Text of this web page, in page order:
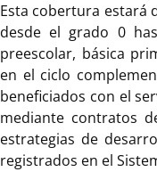
Esta cobertura estará
desde el grado 0
preescolar, básica
en el ciclo
beneficiados con el
mediante contratos
estrategias de
registrados en el